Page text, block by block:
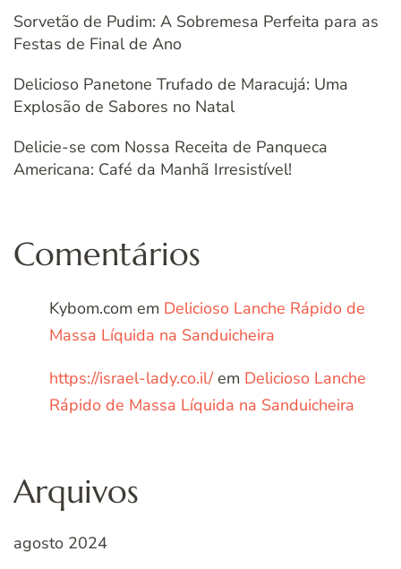
Sorvetão de Pudim: A Sobremesa Perfeita para as
Festas de Final de Ano
Delicioso Panetone Trufado de Maracujá: Uma
Explosão de Sabores no Natal
Delicie-se com Nossa Receita de Panqueca
Americana: Café da Manhã Irresistível!
Comentários
Kybom.com em Delicioso Lanche Rápido de
Massa Líquida na Sanduicheira
https://israel-lady.co.il/em Delicioso Lanche
Rápido de Massa Líquida na Sanduicheira
Arquivos
agosto 2024